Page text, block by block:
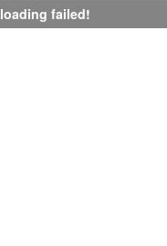
loading failed!